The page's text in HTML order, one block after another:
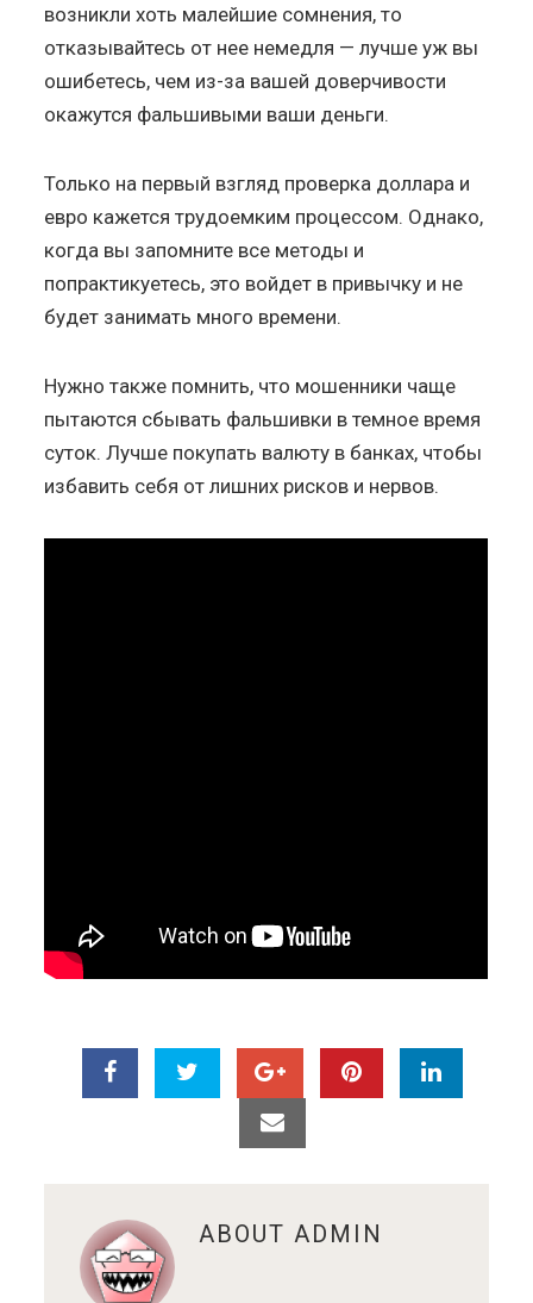
возникли хоть малейшие сомнения, то
отказывайтесь от нее немедля — лучше уж вы
ошибетесь, чем из-за вашей доверчивости
окажутся фальшивыми ваши деньги.
Только на первый взгляд проверка доллара и
евро кажется трудоемким процессом. Однако,
когда вы запомните все методы и
попрактикуетесь, это войдет в привычку и не
будет занимать много времени.
Нужно также помнить, что мошенники чаще
пытаются сбывать фальшивки в темное время
суток. Лучше покупать валюту в банках, чтобы
избавить себя от лишних рисков и нервов.
ABOUT ADMIN